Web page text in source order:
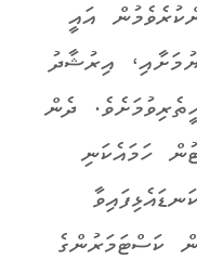
އައީ
އިރުޝާދު
ދެން
ހަމައެކަނި
ކަސްޓަމަރުންގެ